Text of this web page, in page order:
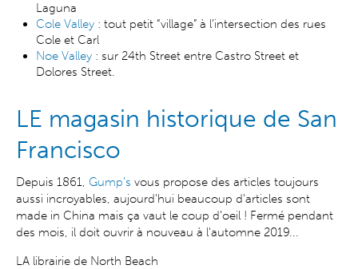
Laguna
Cole Valley : tout petit “village” à l’intersection des rues
Cole et Carl
Noe Valley : sur 24th Street entre Castro Street et
Dolores Street.
LE magasin historique de San
Francisco
Depuis 1861, Gump’s vous propose des articles toujours
aussi incroyables, aujourd'hui beaucoup d'articles sont
made in China mais ça vaut le coup d’oeil ! Fermé pendant
des mois, il doit ouvrir à nouveau à l'automne 2019...
LA librairie de North Beach